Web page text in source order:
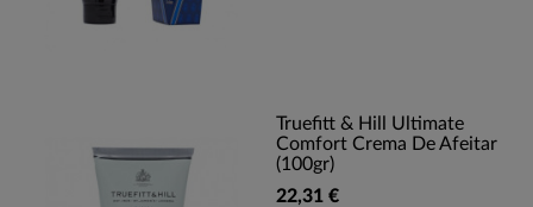
Truefitt & Hill Ultimate
Comfort Crema De Afeitar
(100gr)
22,31 €